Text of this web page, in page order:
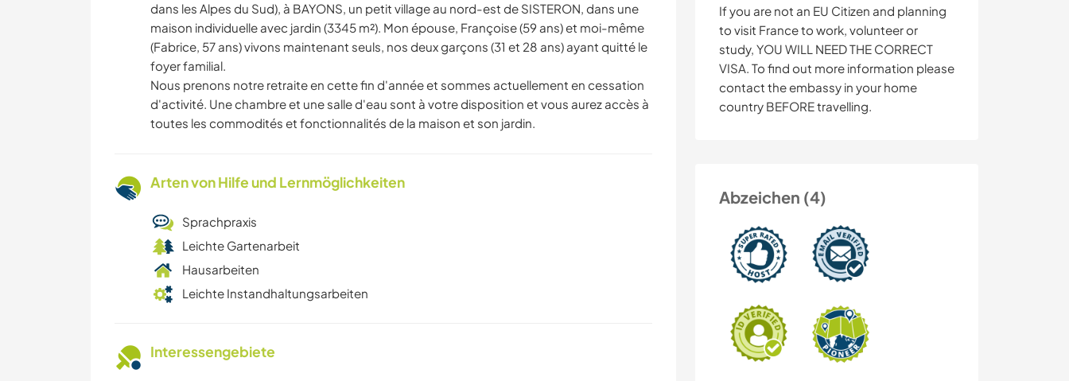
If you are not an EU Citizen and planning
to visit France to work, volunteer or
study, YOU WILL NEED THE CORRECT
VISA. To find out more information please
contact the embassy in your home
country BEFORE travelling.
Abzeichen (4)
dans les Alpes du Sud), à BAYONS, un petit village au nord-est de SISTERON, dans une
maison individuelle avec jardin (3345 m²). Mon épouse, Françoise (59 ans) et moi-même
(Fabrice, 57 ans) vivons maintenant seuls, nos deux garçons (31 et 28 ans) ayant quitté le
foyer familial.
Nous prenons notre retraite en cette fin d'année et sommes actuellement en cessation
d'activité. Une chambre et une salle d'eau sont à votre disposition et vous aurez accès à
toutes les commodités et fonctionnalités de la maison et son jardin.
Arten von Hilfe und Lernmöglichkeiten
Sprachpraxis
Leichte Gartenarbeit
Hausarbeiten
Leichte Instandhaltungsarbeiten
Interessengebiete